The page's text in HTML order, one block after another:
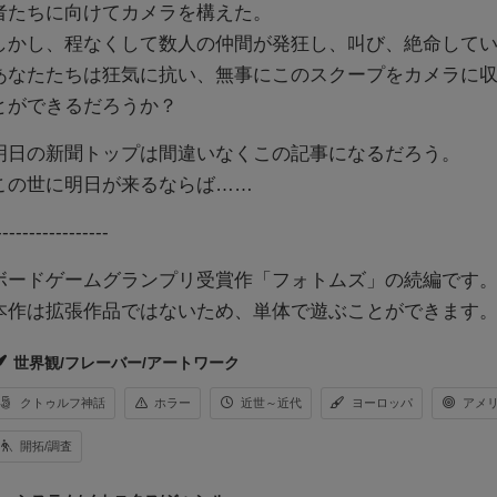
たちに向けてカメラを構えた。
かし、程なくして数人の仲間が発狂し、叫び、絶命してい
なたたちは狂気に抗い、無事にこのスクープをカメラに
ができるだろうか？
日の新聞トップは間違いなくこの記事になるだろう。
の世に明日が来るならば……
ードゲームグランプリ受賞作「フォトムズ」の続編です。
作は拡張作品ではないため、単体で遊ぶことができます。
世界観/フレーバー/アートワーク
クトゥルフ神話 ホラー 近世～近代 ヨーロッパ アメ
開拓/調査